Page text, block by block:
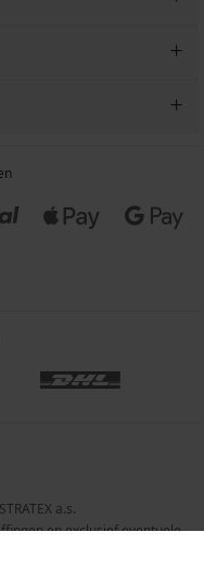
a.s.
en exclusief eventuele